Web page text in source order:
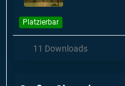
Platzierbar
11 Downloads